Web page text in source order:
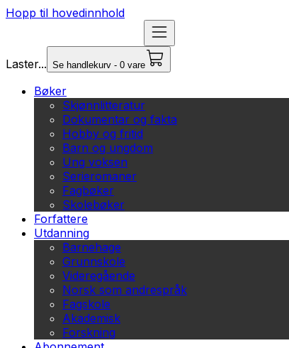
Hopp til hovedinnhold
Laster... Se handlekurv - 0 vare
Bøker
Skjønnlitteratur
Dokumentar og fakta
Hobby og fritid
Barn og ungdom
Ung voksen
Serieromaner
Fagbøker
Skolebøker
Forfattere
Utdanning
Barnehage
Grunnskole
Videregående
Norsk som andrespråk
Fagskole
Akademisk
Forskning